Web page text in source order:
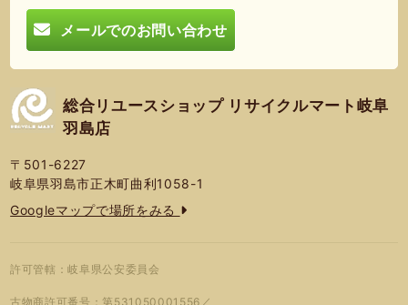
メールでのお問い合わせ
総合リユースショップ リサイクルマート岐阜
羽島店
〒501-6227
岐阜県羽島市正木町曲利1058-1
Googleマップで場所をみる
許可管轄：岐阜県公安委員会
古物商許可番号：第531050001556／